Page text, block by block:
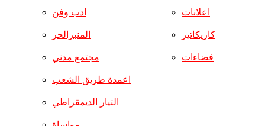
ادب وفن
المنبرالحر
مجتمع مدني
اعلانات
كاريكاتير
فضاءات
اعمدة طريق الشعب
التيار الديمقراطي